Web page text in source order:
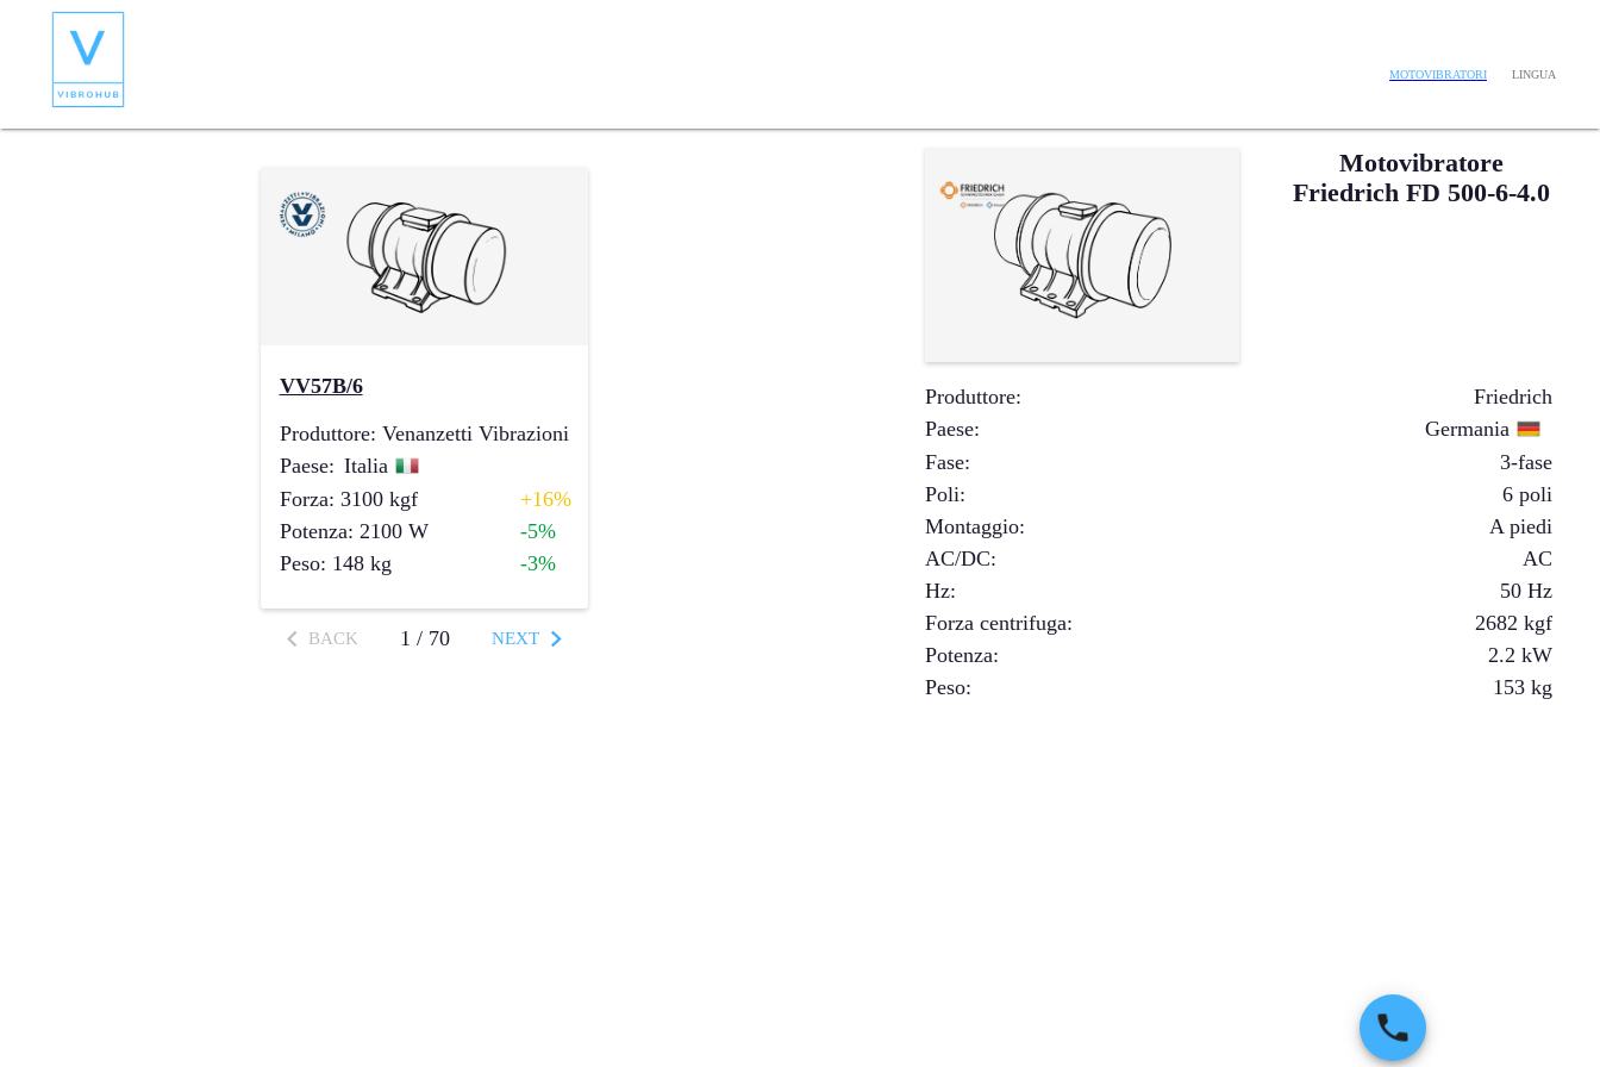
MOTOVIBRATORI LINGUA
Motovibratore
Friedrich FD 500-6-4.0
Produttore:
Friedrich
Paese:
Germania
Fase:
3-fase
Poli:
6 poli
Montaggio:
A piedi
AC/DC:
AC
Hz:
50 Hz
Forza centrifuga: 2682 kgf
Potenza: 2.2 kW
Peso: 153 kg
VV57B/6
Produttore: Venanzetti Vibrazioni
Paese: Italia
Forza: 3100 kgf
+16%
Potenza: 2100 W
-5%
Peso: 148 kg -3%
BACK 1 / 70 NEXT